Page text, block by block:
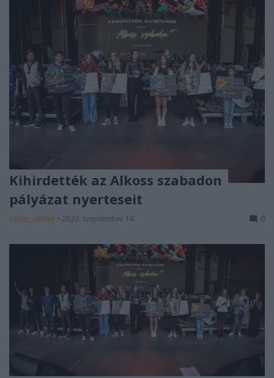
Kihirdették az Alkoss szabadon
pályázat nyerteseit
színes_ötletek • 2022. szeptember 14. 0